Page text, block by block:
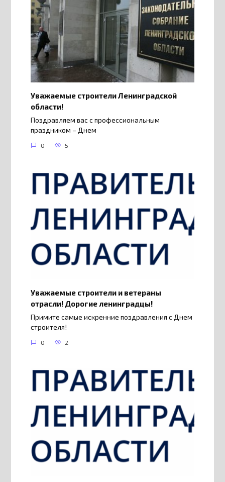
Уважаемые строители Ленинградской
области!
Поздравляем вас с профессиональным
праздником – Днем
0 5
Уважаемые строители и ветераны
отрасли! Дорогие ленинградцы!
Примите самые искренние поздравления с Днем
строителя!
0 2